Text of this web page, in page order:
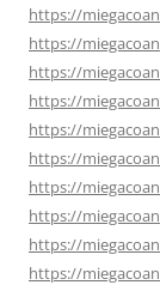
https://
https://
https://
https://
https://
https://
https://
https://
https://
https://